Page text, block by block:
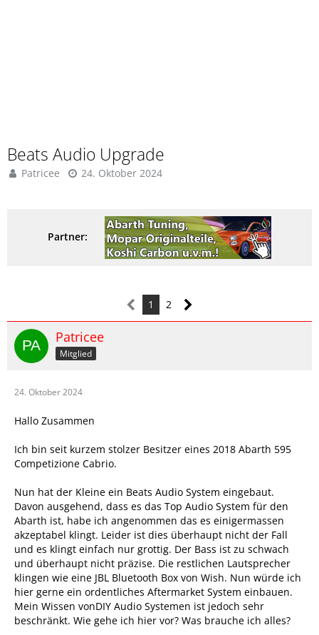
Beats Audio Upgrade
Patricee 24. Oktober 2024
Partner:
1 2
Patricee
Mitglied
24. Oktober 2024
Hallo Zusammen
Ich bin seit kurzem stolzer Besitzer eines 2018 Abarth 595
Competizione Cabrio.
Nun hat der Kleine ein Beats Audio System eingebaut.
Davon ausgehend, dass es das Top Audio System für den
Abarth ist, habe ich angenommen das es einigermassen
akzeptabel klingt. Leider ist dies überhaupt nicht der Fall
und es klingt einfach nur grottig. Der Bass ist zu schwach
und überhaupt nicht präzise. Die restlichen Lautsprecher
klingen wie eine JBL Bluetooth Box von Wish. Nun würde ich
hier gerne ein ordentliches Aftermarket System einbauen.
Mein Wissen vonDIY Audio Systemen ist jedoch sehr
beschränkt. Wie gehe ich hier vor? Was brauche ich alles?